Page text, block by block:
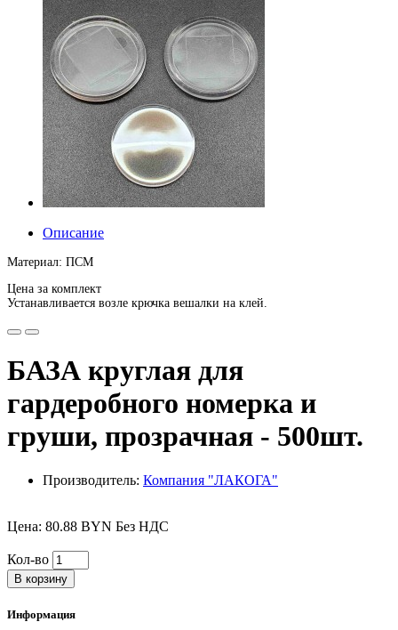
Описание
Материал: ПСМ
Цена за комплект
Устанавливается возле крючка вешалки на клей.
БАЗА круглая для
гардеробного номерка и
груши, прозрачная - 500шт.
Производитель: Компания "ЛАКОГА"
Цена: 80.88 BYN Без НДС
Кол-во
В корзину
Информация